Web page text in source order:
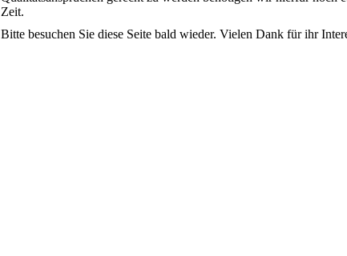
Zeit.
Bitte besuchen Sie diese Seite bald wieder. Vielen Dank für ihr